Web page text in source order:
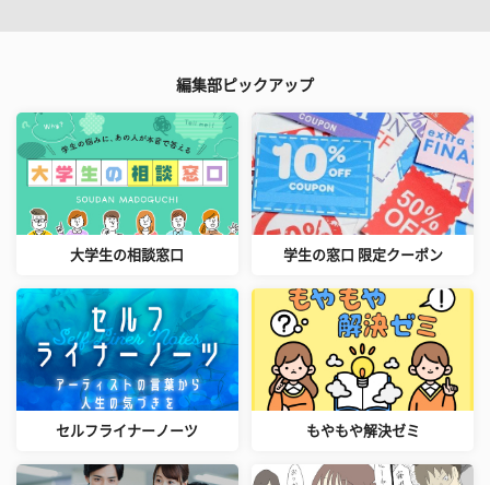
編集部ピックアップ
大学生の相談窓口 学生の窓口 限定クーポン
セルフライナーノーツ もやもや解決ゼミ